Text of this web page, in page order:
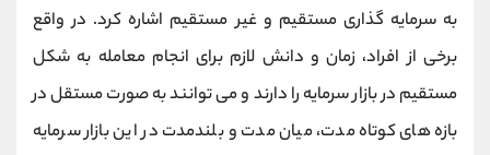
به سرمایه گذاری مستقیم و غیر مستقیم اشاره کرد. در واقع
برخی از افراد، زمان و دانش لازم برای انجام معامله به شکل
مستقیم در بازار سرمایه را دارند و می توانند به صورت مستقل در
بازه های کوتاه مدت، میان مدت و بلندمدت در این بازار سرمایه